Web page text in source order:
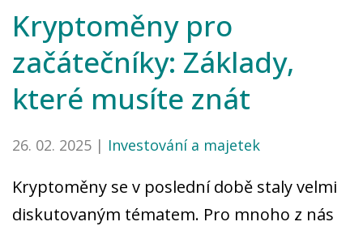
Kryptoměny pro
začátečníky: Základy,
které musíte znát
26. 02. 2025 | Investování a majetek
Kryptoměny se v poslední době staly velmi
diskutovaným tématem. Pro mnoho z nás